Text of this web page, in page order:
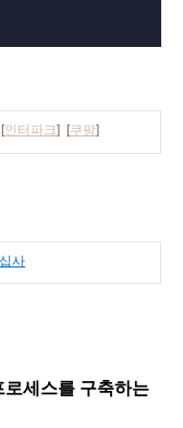
인터파크] [쿠팡]
사
로세스를 구축하는